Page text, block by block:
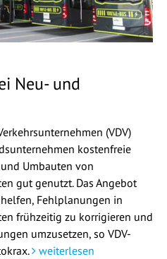
Neu- und
(VDV)
kostenfreie
Umbauten von
gut genutzt. Das Angebot
Fehlplanungen in
frühzeitig zu korrigieren und
umzusetzen, so VDV-
weiterlesen